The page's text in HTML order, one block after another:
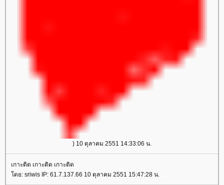
) 10 ตุลาคม 2551 14:33:06 น.
เกาะติด เกาะติด เกาะติด
ดย: sriwis IP: 61.7.137.66 10 ตุลาคม 2551 15:47:28 น.